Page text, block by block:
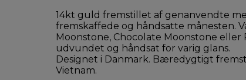
14kt guld fremstillet af genanvendte
fremskaffede og håndsatte månesten.
Moonstone, Chocolate Moonstone eller
udvundet og håndsat for varig glans.
Designet i Danmark. Bæredygtigt
Vietnam.